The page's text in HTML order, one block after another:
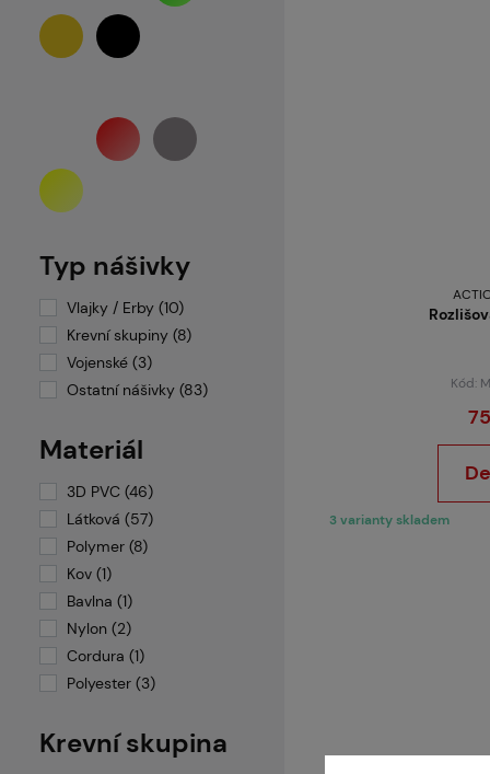
Neuvedeno
Outrider
PBS-Gear
Polarstar
Primal Gear
Specna Arms
Taginn
Various
Wosport
Typ nášivky
Vlajky / Erby (10)
Krevní skupiny (8)
Vojenské (3)
Ostatní nášivky (83)
Materiál
3D PVC (46)
Látková (57)
Polymer (8)
Kov (1)
Bavlna (1)
Nylon (2)
Cordura (1)
Polyester (3)
Krevní skupina
Kód:
3 varianty skladem